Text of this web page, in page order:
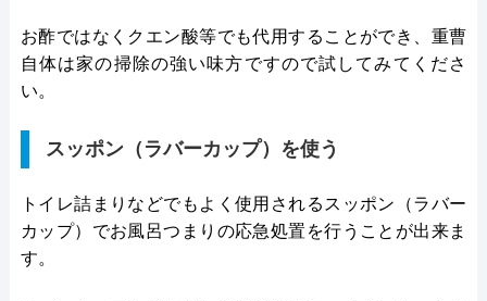
お酢ではなくクエン酸等でも代用することができ、重曹
自体は家の掃除の強い味方ですので試してみてくださ
い。
スッポン（ラバーカップ）を使う
トイレ詰まりなどでもよく使用されるスッポン（ラバー
カップ）でお風呂つまりの応急処置を行うことが出来ま
す。